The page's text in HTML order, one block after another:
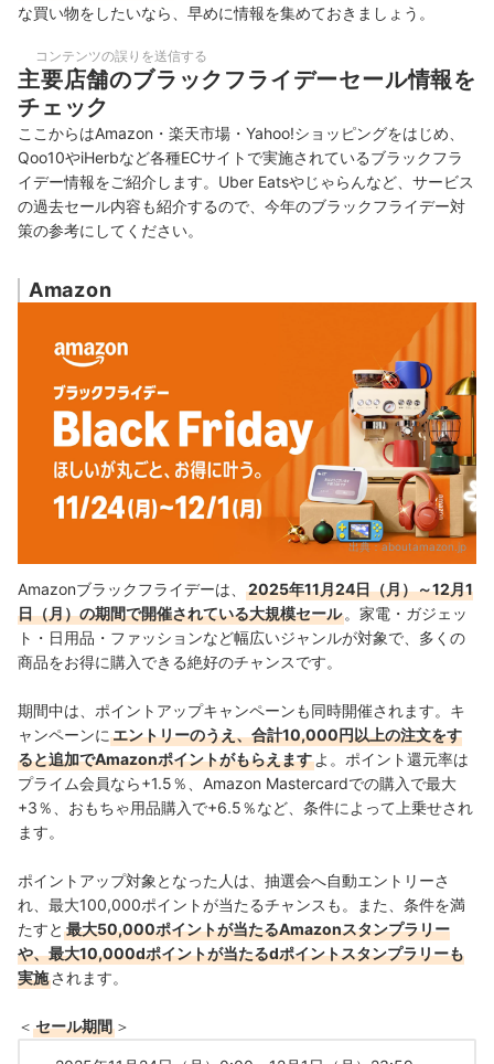
な買い物をしたいなら、早めに情報を集めておきましょう。
コンテンツの誤りを送信する
主要店舗のブラックフライデーセール情報を
チェック
ここからはAmazon・楽天市場・Yahoo!ショッピングをはじめ、
Qoo10やiHerbなど各種ECサイトで実施されているブラックフラ
イデー情報をご紹介します。 Uber Eatsやじゃらんなど、サービス
の過去セール内容も紹介するので、今年のブラックフライデー対
策の参考にしてください。
Amazon
出典：aboutamazon.jp
Amazonブラックフライデーは、
2025年11月24日（月）～12月1
日（月）の期間で開催されている大規模セール 。家電・ガジェッ
ト・日用品・ファッションなど幅広いジャンルが対象で、多くの
商品をお得に購入できる絶好のチャンスです。
期間中は、ポイントアップキャンペーンも同時開催されます。キ
ャンペーンに エントリーのうえ、合計10,000円以上の注文をす
ると追加でAmazonポイントがもらえます よ。ポイント還元率は
プライム会員なら+1.5％、Amazon Mastercardでの購入で最大
+3％、おもちゃ用品購入で+6.5％など、条件によって上乗せされ
ます。
ポイントアップ対象となった人は、抽選会へ自動エントリーさ
れ、最大100,000ポイントが当たるチャンスも。また、条件を満
たすと 最大50,000ポイントが当たるAmazonスタンプラリー
や、最大10,000dポイントが当たるdポイントスタンプラリーも
実施されます。
＜ セール期間 ＞